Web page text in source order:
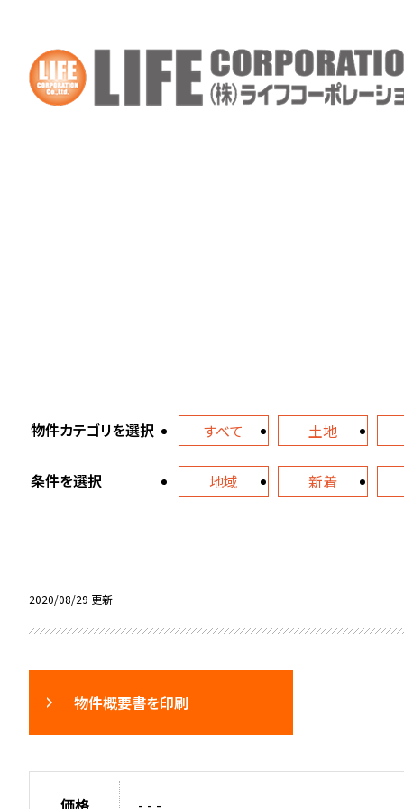
物件カテゴリを選択 すべて 土地
条件を選択 地域 新着
2020/08/29 更新
物件概要書を印刷
価格 - - -